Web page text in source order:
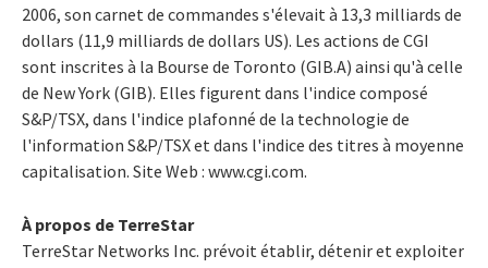
2006, son carnet de commandes s'élevait à 13,3 milliards de
dollars (11,9 milliards de dollars US). Les actions de CGI
sont inscrites à la Bourse de Toronto (GIB.A) ainsi qu'à celle
de New York (GIB). Elles figurent dans l'indice composé
S&P/TSX, dans l'indice plafonné de la technologie de
l'information S&P/TSX et dans l'indice des titres à moyenne
capitalisation. Site Web : www.cgi.com.
À propos de TerreStar
TerreStar Networks Inc. prévoit établir, détenir et exploiter